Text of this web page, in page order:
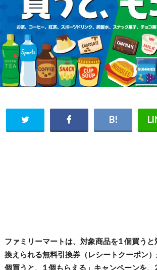
ファミリーマートは、対象商品を1 個買うと
換えられる無料引換券（レシートクーポン
個買うと、1 個もらえる」キャンペーンを